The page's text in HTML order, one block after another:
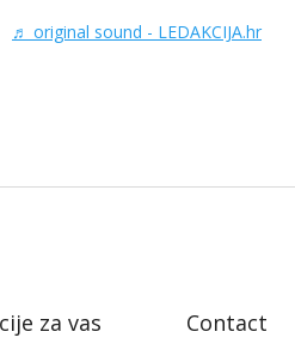
♬ original sound - LEDAKCIJA.hr
za vas Contact